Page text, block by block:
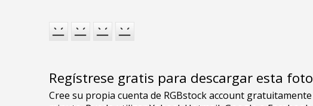
Regístrese gratis para descargar esta foto